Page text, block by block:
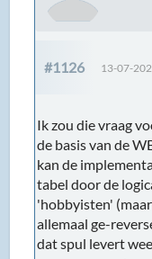
#1126 13-07-
Ik zou die vraag
de basis van de
kan de
tabel door de
'hobbyisten'
allemaal ge-
dat spul levert